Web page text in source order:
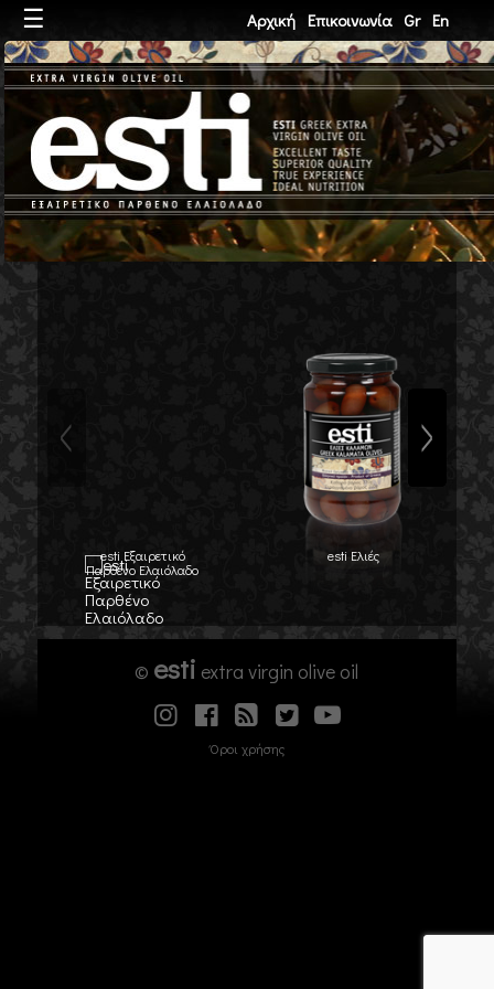
☰ Αρχική Επικοινωνία Gr En
esti Εξαιρετικό
Παρθένο Ελαιόλαδο
esti Ελιές
© esti extra virgin olive oil
Όροι χρήσης